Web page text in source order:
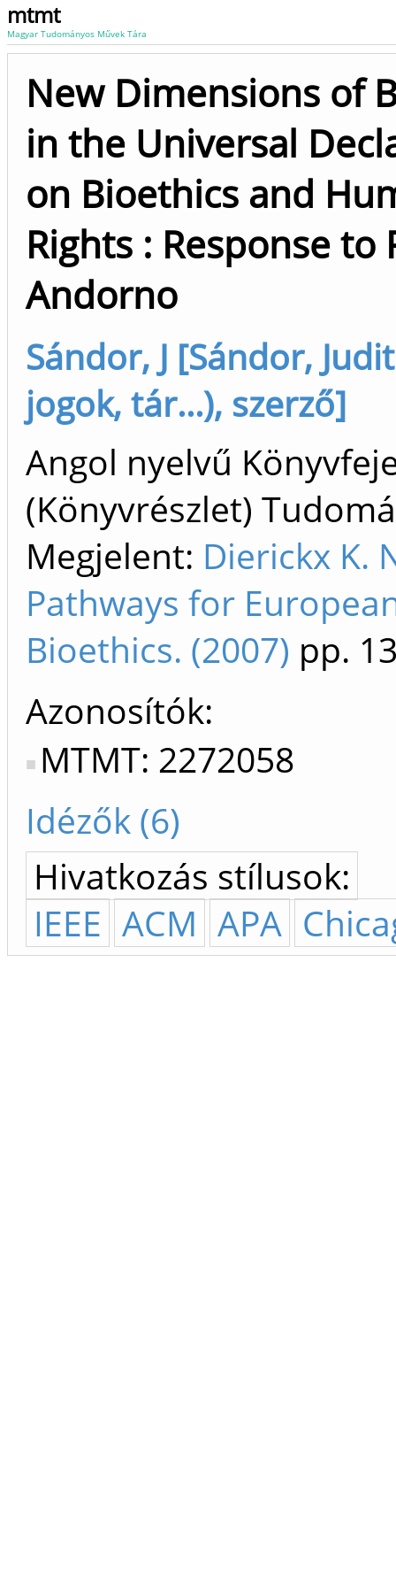
mtmt
Magyar Tudományos Művek Tára
New Dimensions of
in the Universal
on Bioethics and
Rights : Response to
Andorno
Sándor, J [Sándor,
jogok, tár...), szerző]
Angol nyelvű
(Könyvrészlet)
Megjelent: Dierickx K.
Pathways for
Bioethics. (2007) pp.
Azonosítók
MTMT: 2272058
Idézők (6)
Hivatkozás stílusok:
IEEE ACM APA